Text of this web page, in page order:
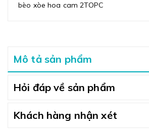
bèo xòe hoa cam 2TOPC
Mô tả sản phẩm
Hỏi đáp về sản phẩm
Khách hàng nhận xét